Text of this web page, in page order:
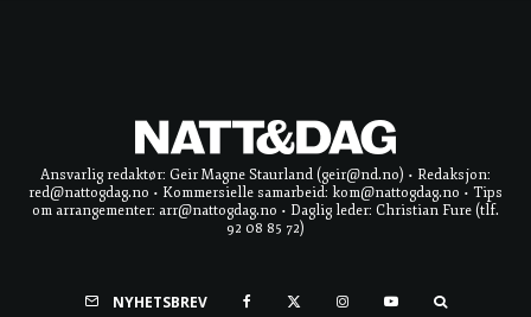
Ansvarlig redaktør: Geir Magne Staurland (geir@nd.no) • Redaksjon:
red@nattogdag.no • Kommersielle samarbeid: kom@nattogdag.no • Tips
om arrangementer: arr@nattogdag.no • Daglig leder: Christian Fure (tlf.
92 08 85 72)
NYHETSBREV